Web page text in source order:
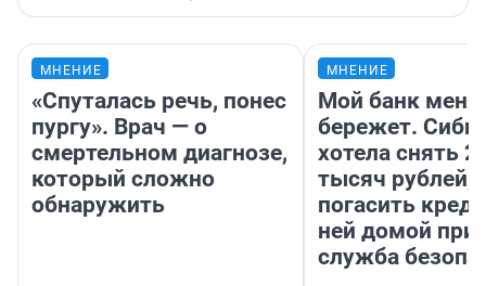
МНЕНИЕ
«Спуталась речь, понес
пургу». Врач — о
смертельном диагнозе,
который сложно
обнаружить
МНЕНИЕ
Мой банк меня
бережет.
хотела снять
тысяч рублей,
погасить
ней домой
служба